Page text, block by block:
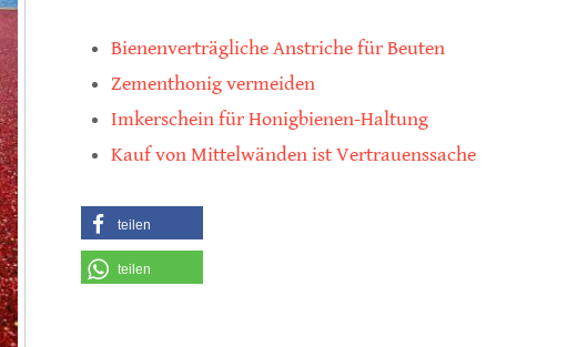
Bienenverträgliche Anstriche für Beuten
Zementhonig vermeiden
Imkerschein für Honigbienen-Haltung
Kauf von Mittelwänden ist Vertrauenssache
teilen
teilen